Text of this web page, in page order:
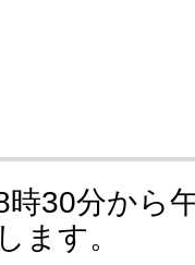
30分から
ます。